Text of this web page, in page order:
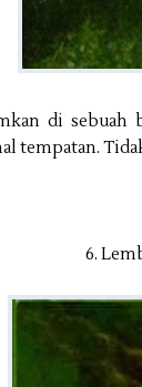
di
tempatan.
6.